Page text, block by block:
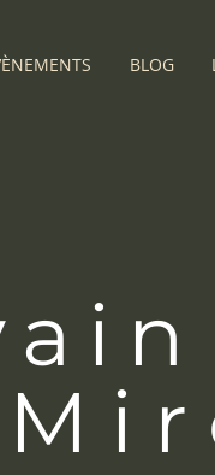
BLOG